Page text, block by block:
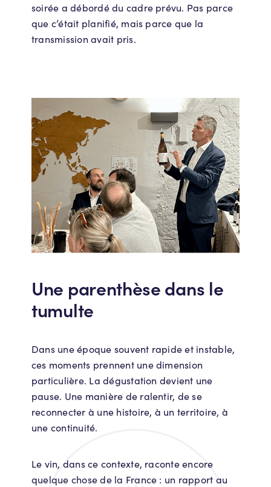
soirée a débordé du cadre prévu. Pas parce
que c’était planifié, mais parce que la
transmission avait pris.
Une parenthèse dans le
tumulte
Dans une époque souvent rapide et instable,
ces moments prennent une dimension
particulière. La dégustation devient une
pause. Une manière de ralentir, de se
reconnecter à une histoire, à un territoire, à
une continuité.
Le vin, dans ce contexte, raconte encore
quelque chose de la France : un rapport au